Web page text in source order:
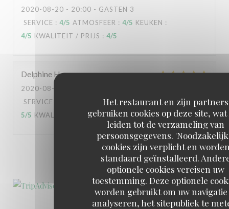
Het restaurant en zijn partners
gebruiken cookies op deze site,
leiden tot de verzameling van
persoonsgegevens.
cookies zijn verplicht en
standaard geïnstalleerd.
optionele cookies vereisen uw
toestemming. Deze optionele
worden gebruikt om uw
analyseren, het sitepubliek te
2020-08-20 - 20:00 - GASTEN 3
SERVICE : 4/5 ATMOSFEER : 4/5 KEUKEN :
4/5 KWALITEIT / PRIJS : 4/5
Delphine H
2020-08-18
SERVICE
ATMOSFEER: 5/5 KEUKEN :
5/5 KWALITEIT / PRIJS: 5/5
2 3